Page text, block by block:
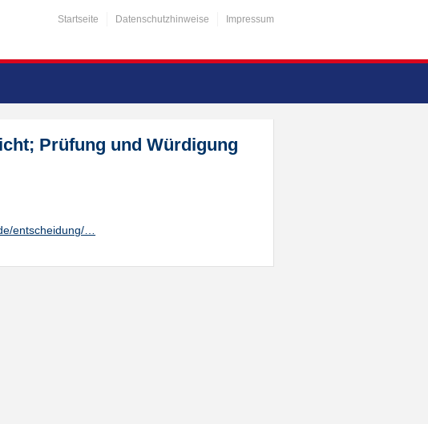
Startseite Datenschutzhinweise Impressum
Prüfung und Würdigung
entscheidung/…